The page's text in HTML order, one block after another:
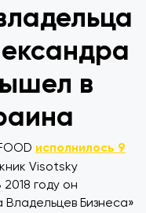
в
исполнилось 9
Visotsky
году он
Бизнеса»